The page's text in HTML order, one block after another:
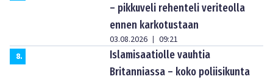
– pikkuveli rehenteli veriteolla
ennen karkotustaan
03.08.2026 | 09:21
8.
Islamisaatiolle vauhtia
Britanniassa – koko poliisikunta